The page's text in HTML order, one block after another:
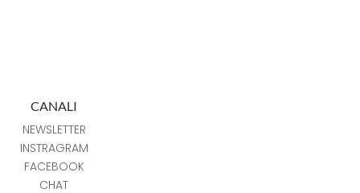
CANALI
NEWSLETTER
INSTRAGRAM
FACEBOOK
CHAT